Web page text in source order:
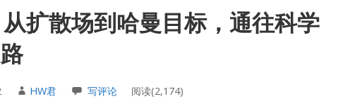
扩散场到哈曼目标，通往科学
HW君 写评论 阅读(2,174)